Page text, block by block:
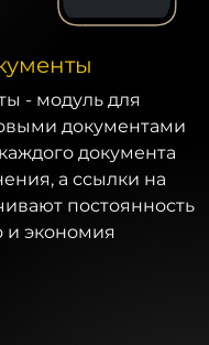
- модуль для
документами
документа
а ссылки на
постоянность
и экономия